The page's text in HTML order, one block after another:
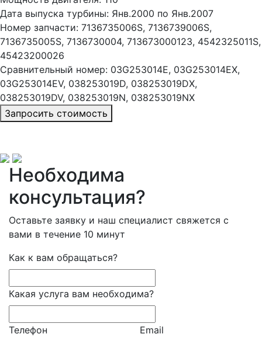
Дата выпуска турбины: Янв.2000 по Янв.2007
Номер запчасти: 7136735006S, 7136739006S,
7136735005S, 7136730004, 713673000123, 4542325011S,
45423200026
Сравнительный номер: 03G253014E, 03G253014EX,
03G253014EV, 038253019D, 038253019DX,
038253019DV, 038253019N, 038253019NX
Запросить стоимость
Необходима
консультация?
Оставьте заявку и наш специалист свяжется с
вами в течение 10 минут
Как к вам обращаться?
Какая услуга вам необходима?
Телефон Email